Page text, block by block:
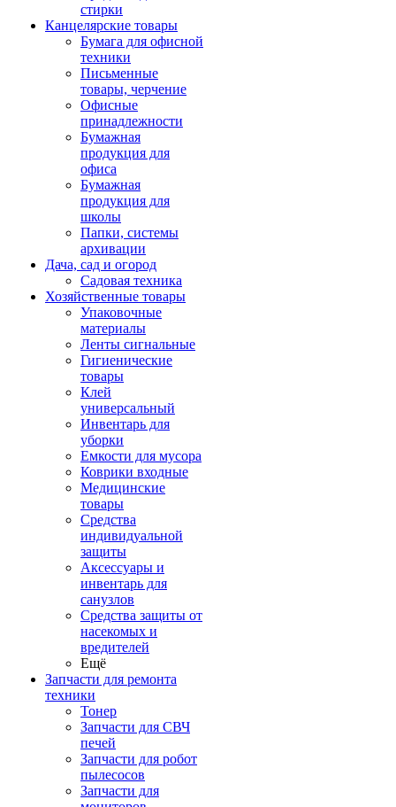
стирки
Канцелярские товары
Бумага для офисной
техники
Письменные
товары, черчение
Офисные
принадлежности
Бумажная
продукция для
офиса
Бумажная
продукция для
школы
Папки, системы
архивации
Дача, сад и огород
Садовая техника
Хозяйственные товары
Упаковочные
материалы
Ленты сигнальные
Гигиенические
товары
Клей
универсальный
Инвентарь для
уборки
Емкости для мусора
Коврики входные
Медицинские
товары
Средства
индивидуальной
защиты
Аксессуары и
инвентарь для
санузлов
Средства защиты от
насекомых и
вредителей
Ещё
Запчасти для ремонта
техники
Тонер
Запчасти для СВЧ
печей
Запчасти для робот
пылесосов
Запчасти для